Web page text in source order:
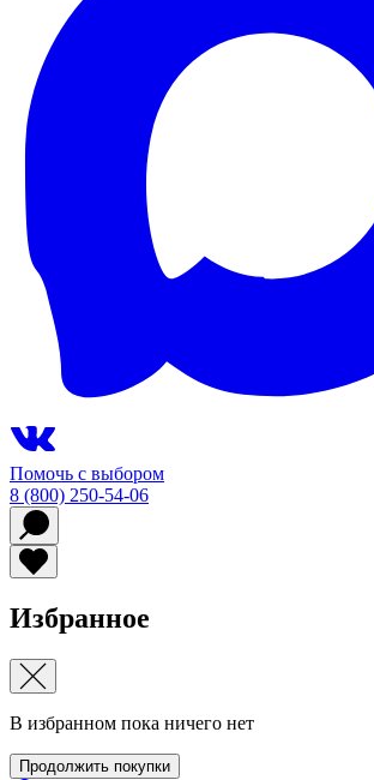
Помочь с выбором
8 (800) 250-54-06
Избранное
В избранном пока ничего нет
Продолжить покупки